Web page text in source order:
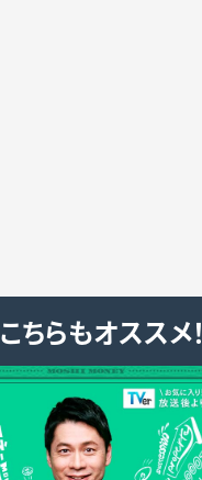
こちらもオススメ！